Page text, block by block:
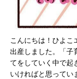
こんにちは！ひよ
出産しました。「子
てをしていく中で起
いければと思ってい